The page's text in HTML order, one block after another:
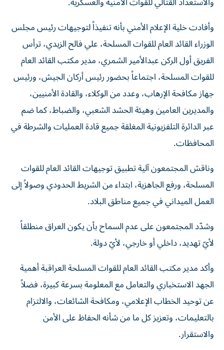
وأفادت خلية الإعلام الأمني بأنه تنفيذاً لتوجيهات رئيس مجلس
الوزراء القائد العام للقوات المسلحة، علي فالح الزيدي، ترأس
الفريق أول الركن عبدالأمير الشمري، مدير مكتب القائد العام
للقوات المسلحة، اجتماعاً بحضور رئيس أركان الجيش، ورئيس
جهاز مكافحة الإرهاب، وعدد من الوكلاء، والقادة الأمنيين،
والمديرين العامين وهيئة الحشد الشعبي، والضباط، كما ضم
عبر الدائرة التلفزيونية المغلقة جميع قادة العمليات والشرطة في
المحافظات.
وناقش المجتمعون آلية تطبيق توجيهات القائد العام للقوات
المسلحة، ورفع الجاهزية، ابتداء من الشريط الحدودي وصولاً إلى
العمل الميداني في جميع مناطق البلاد.
وشدّد المجتمعون على عدم السماح بأن يكون العراق منطلقاً
لأيّ تهديد، داخلي أو خارجي، لأيّ دولة.
وأكد مدير مكتب القائد العام للقوات المسلحة العراقبة أهمية
الجهد الاستخباري والتعامل مع المعلومة بسرعة كبيرة، فضلاً
عن توحيد الخطاب الإعلامي، ومكافحة الشائعات، والالتزام
بالتعليمات، وتعزيز كل ما من شأنه الحفاظ على الأمن
والاستقرار.